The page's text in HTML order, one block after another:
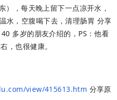
），每天晚上留下一点凉开水，
水，空腹喝下去，清理肠胃 分享
多岁的朋友介绍的，PS：他看
，也很健康。
view/415613.htm 分享原